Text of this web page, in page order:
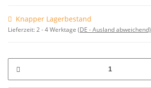
Knapper Lagerbestand
Lieferzeit:2 - 4 Werktage (DE - Ausland abweichend)